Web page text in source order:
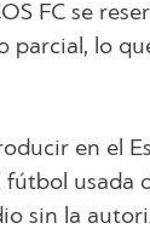
FC se
parcial, lo
en el
fútbol
sin la